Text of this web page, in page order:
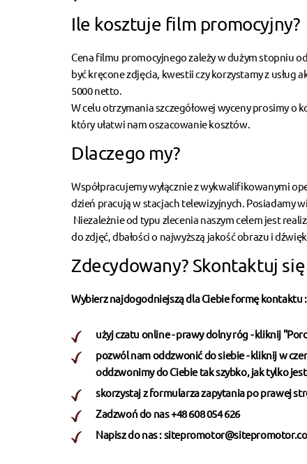
Ile kosztuje film promocyjny?
Cena filmu promocyjnego zależy w dużym stopniu
być kręcone zdjęcia, kwestii czy korzystamy z usług
5000 netto.
W celu otrzymania szczegółowej wyceny prosimy
który ułatwi nam oszacowanie kosztów.
Dlaczego my?
Współpracujemy wyłącznie z wykwalifikowanymi
dzień pracują w stacjach telewizyjnych.
Niezależnie od typu zlecenia naszym celem jest
do zdjęć, dbałości o najwyższą jakość obrazu i
Zdecydowany? Skontaktuj
Wybierz najdogodniejszą dla Ciebie formę kontaktu :
użyj czatu online - prawy dolny róg - kliknij
pozwól nam oddzwonić do siebie - kliknij w
oddzwonimy do Ciebie tak szybko, jak tylko
skorzystaj z formularza zapytania po prawej
Zadzwoń do nas+48 608 054 626
Napisz do nas :